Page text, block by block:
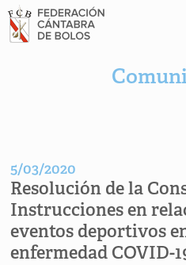
5/03/2020
Resolución de la
Instrucciones en
eventos deportivos
enfermedad COVID-